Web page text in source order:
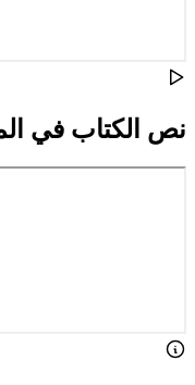
نص الكتاب في